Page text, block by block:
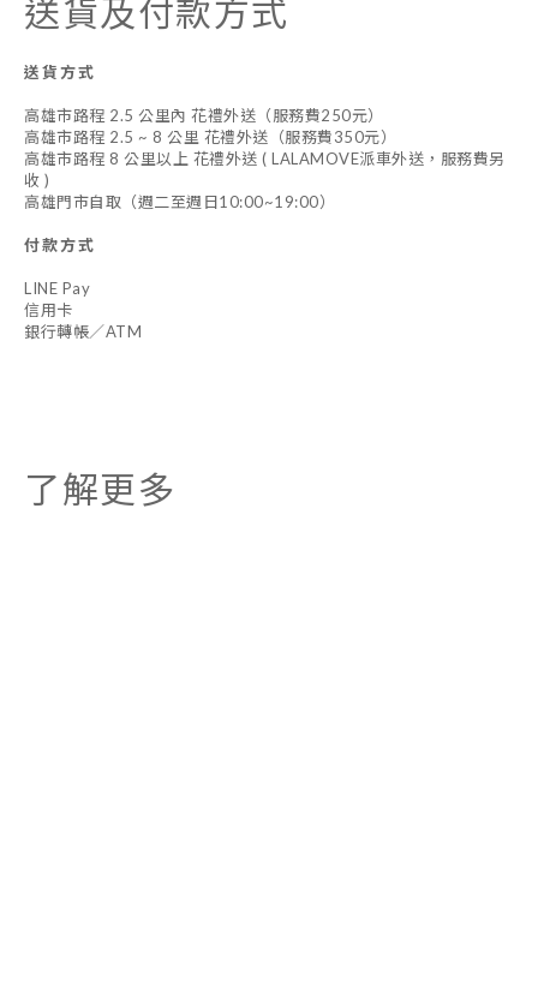
送貨及付款方式
送貨方式
高雄市路程 2.5 公里內 花禮外送（服務費250元）
高雄市路程 2.5 ~ 8 公里 花禮外送（服務費350元）
高雄市路程 8 公里以上 花禮外送 ( LALAMOVE派車外送，服務費另
收 )
高雄門市自取（週二至週日10:00~19:00）
付款方式
LINE Pay
信用卡
銀行轉帳／ATM
了解更多